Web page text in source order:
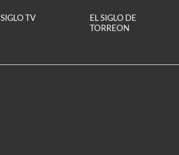
SIGLO TV
EL SIGLO DE
TORREON